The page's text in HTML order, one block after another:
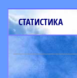
СТАТИСТИКА